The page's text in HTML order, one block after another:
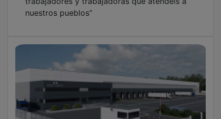
Diputación convoca ayudas para actividades
culturales relacionadas con la tauromaquia